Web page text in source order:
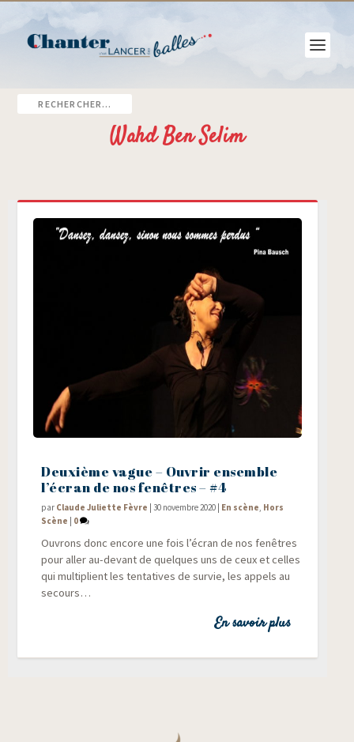
Wahd Ben Selim
Deuxième vague – Ouvrir ensemble
l’écran de nos fenêtres – #4
par Claude Juliette Fèvre |30 novembre 2020 | En scène Hors
Scène | 0
Ouvrons donc encore une fois l’écran de nos fenêtres
pour aller au-devant de quelques uns de ceux et celles
qui mul­ti­plient les ten­ta­tives de sur­vie, les appels au
secours…
En savoir plus